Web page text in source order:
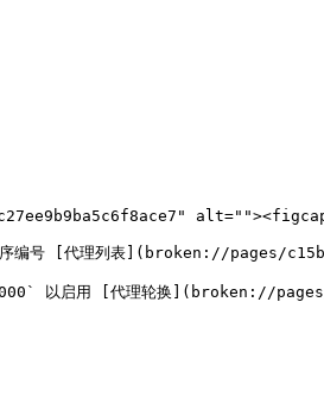
顺序编号 [代理列表](broken://pages/
以启用 [代理轮换](broken://